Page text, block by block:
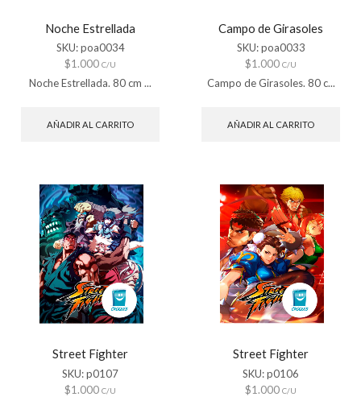
Noche Estrellada
SKU:poa0034
$1.000 C/U
Noche Estrellada. 80 cm ...
AÑADIR AL CARRITO
Campo de Girasoles
SKU:poa0033
$1.000 C/U
Campo de Girasoles. 80 c...
AÑADIR AL CARRITO
Street Fighter
SKU:p0107
$1.000 C/U
Street Fighter
SKU:p0106
$1.000 C/U